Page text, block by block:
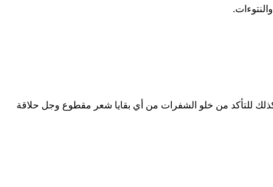
وكذلك للتأكد من خلو الشفرات من أي بقايا شعر مقطوع وجل حلاقة